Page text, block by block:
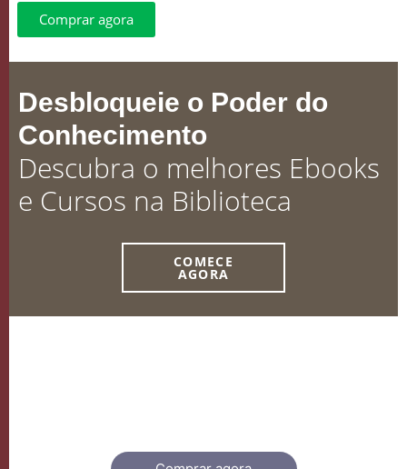
Comprar agora
Desbloqueie o Poder do
Conhecimento
Descubra o melhores Ebooks
e Cursos na Biblioteca
COMECE
AGORA